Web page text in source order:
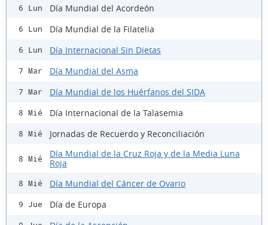
6 Lun Día Mundial del Acordeón
6 Lun Día Mundial de la Filatelia
6 Lun Día Internacional Sin Dietas
7 Mar Día Mundial del Asma
7 Mar Día Mundial de los Huérfanos del SIDA
8 Mié Día Internacional de la Talasemia
8 Mié Jornadas de Recuerdo y Reconciliación
8 Mié
Día Mundial de la Cruz Roja y de la Media Luna
Roja
8 Mié Día Mundial del Cáncer de Ovario
9 Jue Día de Europa